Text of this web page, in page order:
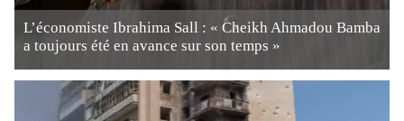
L’économiste Ibrahima Sall : « Cheikh Ahmadou Bamba
a toujours été en avance sur son temps »